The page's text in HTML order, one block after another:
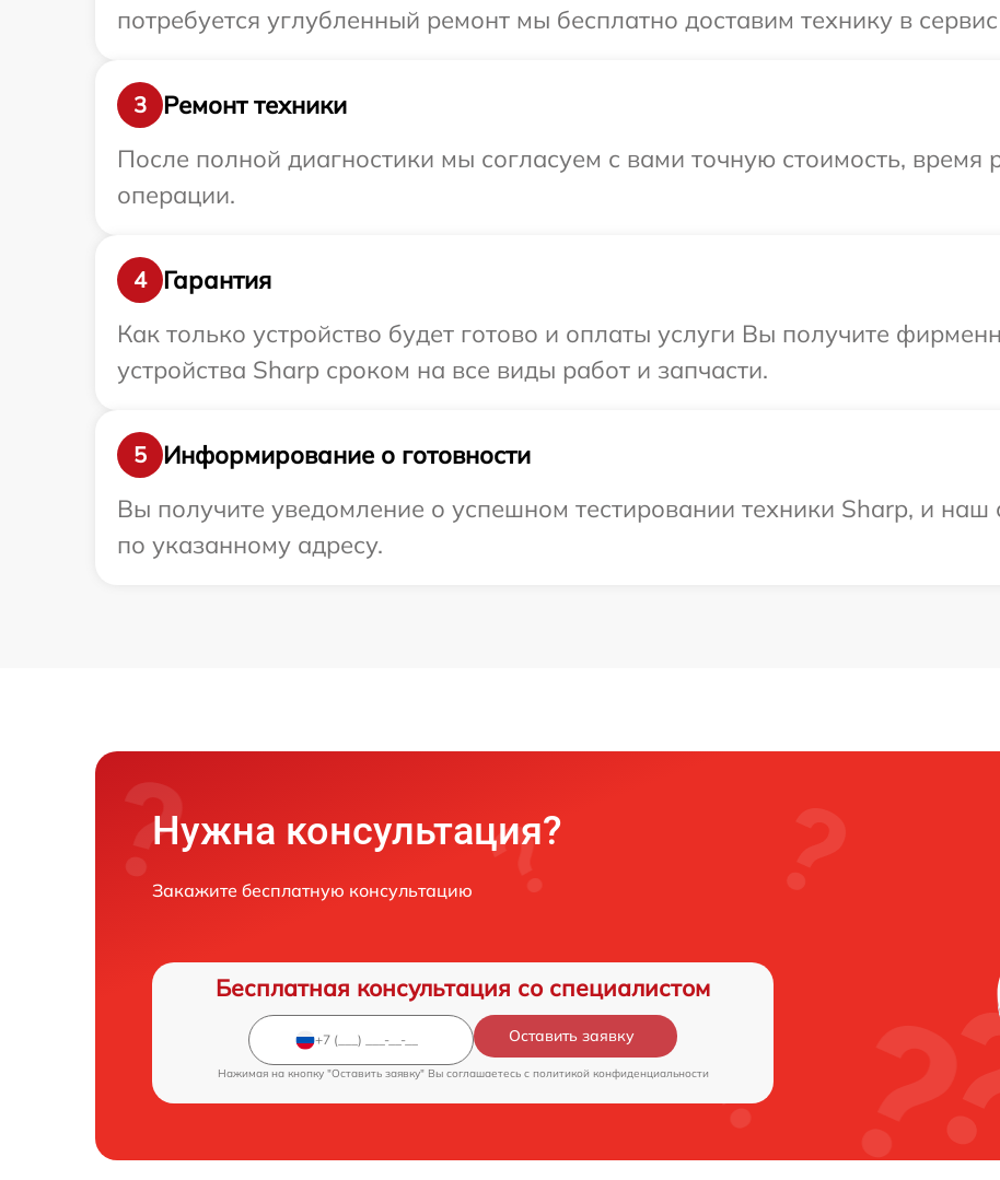
потребуется углубленный ремонт мы бесплатно доставим технику в
3
Ремонт техники
После полной диагностики мы согласуем с вами точную стоимость,
операции.
4
Гарантия
Как только устройство будет готово и оплаты услуги Вы получите
устройства Sharp сроком на все виды работ и запчасти.
5
Информирование о готовности
Вы получите уведомление о успешном тестировании техники Sharp, и наш
по указанному адресу.
Нужна консультация?
Закажите бесплатную консультацию
Бесплатная консультация со специалистом
Оставить заявку
Нажимая на кнопку "Оставить заявку" Вы соглашаетесь c политикой конфиденциальности